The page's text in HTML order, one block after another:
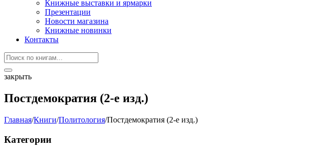
Книжные выставки и ярмарки
Презентации
Новости магазина
Книжные новинки
Контакты
закрыть
Постдемократия (2-е изд.)
Главная/Книги/Политология/Постдемократия (2-е изд.)
Категории